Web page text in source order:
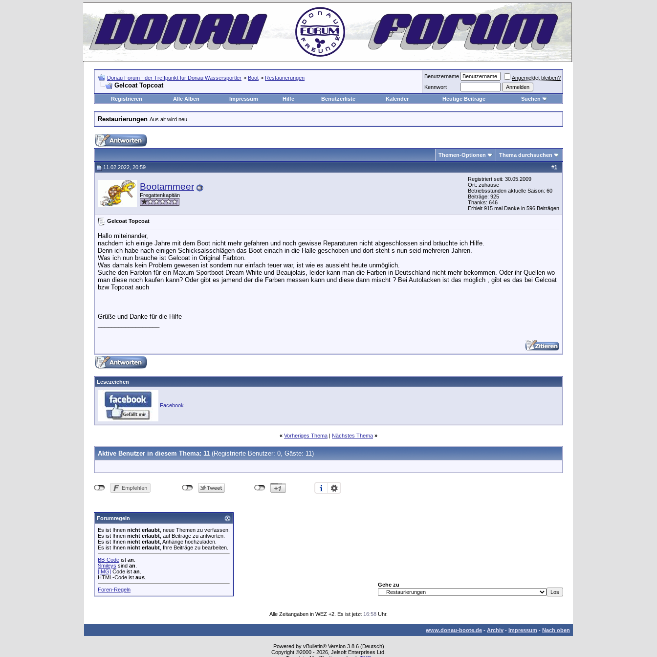
Donau Forum - der Treffpunkt für Donau Wassersportler > Boot > Restaurierungen
Gelcoat Topcoat
Benutzername
Angemeldet bleiben?
Kennwort
Registrieren
Alle Alben Impressum Hilfe Benutzerliste Kalender Heutige Beiträge Suchen
Restaurierungen Aus alt wird neu
Themen-Optionen Thema durchsuchen
#1
11.02.2022, 20:59
Bootammeer
Fregattenkapitän
Registriert seit: 30.05.2009
Ort: zuhause
Betriebsstunden aktuelle Saison: 60
Beiträge: 925
Thanks: 646
Erhielt 915 mal Danke in 596 Beiträgen
Gelcoat Topcoat
Hallo miteinander,
nachdem ich einige Jahre mit dem Boot nicht mehr gefahren und noch gewisse Reparaturen nicht abgeschlossen sind bräuchte ich Hilfe.
Denn ich habe nach einigen Schicksalsschlägen das Boot einach in die Halle geschoben und dort steht s nun seid mehreren Jahren.
Was ich nun brauche ist Gelcoat in Original Farbton.
Was damals kein Problem gewesen ist sondern nur einfach teuer war, ist wie es aussieht heute unmöglich.
Suche den Farbton für ein Maxum Sportboot Dream White und Beaujolais, leider kann man die Farben in Deutschland nicht mehr bekommen. Oder ihr Quellen wo
man diese noch kaufen kann? Oder gibt es jamend der die Farben messen kann und diese dann mischt ? Bei Autolacken ist das möglich , gibt es das bei Gelcoat
bzw Topcoat auch
Grüße und Danke für die Hilfe
Lesezeichen
Facebook
« Vorheriges Thema | Nächstes Thema »
Aktive Benutzer in diesem Thema: 11 (Registrierte Benutzer: 0, Gäste: 11)
Forumregeln
Es ist Ihnen nicht erlaubt , neue Themen zu verfassen.
Es ist Ihnen nicht erlaubt , auf Beiträge zu antworten.
Es ist Ihnen nicht erlaubt , Anhänge hochzuladen.
Es ist Ihnen nicht erlaubt , Ihre Beiträge zu bearbeiten.
BB-Code ist an
Smileys sind an
[IMG] Code ist an
HTML-Code ist aus
Foren-Regeln
Gehe zu
Alle Zeitangaben in WEZ +2. Es ist jetzt 16:58 Uhr.
www.donau-boote.de - Archiv - Impressum - Nach oben
Powered by vBulletin® Version 3.8.6 (Deutsch)
Copyright ©2000 - 2026, Jelsoft Enterprises Ltd.